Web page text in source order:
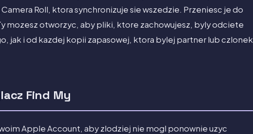
Roll, ktora synchronizuje sie wszedzie. Przeniesc je do
mozesz otworzyc, aby pliki, ktore zachowujesz, byly odciete
jak i od kazdej kopii zapasowej, ktora bylej partner lub czlonek
Find My
Apple Account, aby zlodziej nie mogl ponownie uzyc